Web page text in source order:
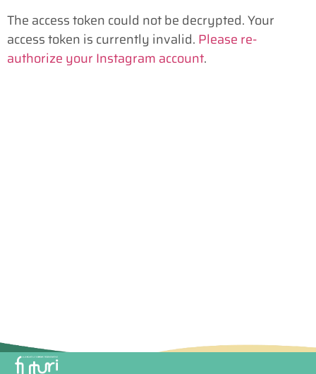
The access token could not be decrypted. Your
access token is currently invalid. Please re-
authorize your Instagram account.